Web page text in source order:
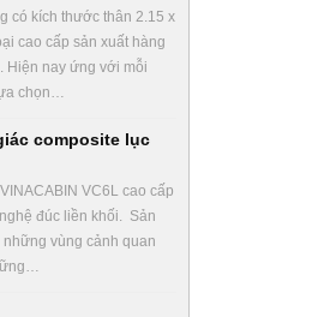
có kích thước thân 2.15 x
cao cấp sản xuất hàng
Hiện nay ứng với mỗi
chọn…
composite lục
VC6L cao cấp
đúc liền khối. Sản
vùng cảnh quan